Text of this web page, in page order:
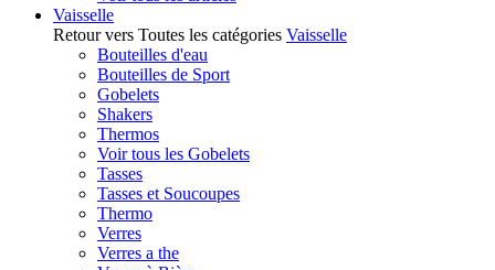
Vaisselle
Retour vers Toutes les catégories Vaisselle
Bouteilles d'eau
Bouteilles de Sport
Gobelets
Shakers
Thermos
Voir tous les Gobelets
Tasses
Tasses et Soucoupes
Thermo
Verres
Verres a the